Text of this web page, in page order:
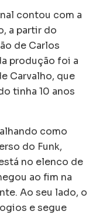
contou com a
a partir do
de Carlos
produção foi a
Carvalho, que
tinha 10 anos
como
do Funk,
no elenco de
ao fim na
Ao seu lado, o
e segue